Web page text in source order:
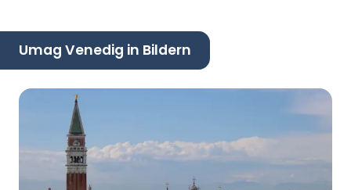
Umag Venedig in Bildern